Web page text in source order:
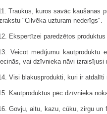
Traukus, kuros savāc kaušanas
"Cilvēka uzturam nederīgs".
Ekspertīzei paredzētos
Veicot medījumu kautproduktu
vai dzīvnieka nāvi izraisījusi
Visi blakusprodukti, kuri ir
Kautproduktus pēc dzīvnieka
Govju, aitu, kazu, cūku, zirgu un